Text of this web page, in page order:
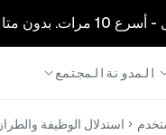
الاصطناعي.
المدونة المجتمع
استدلال الوظيفة والطراز